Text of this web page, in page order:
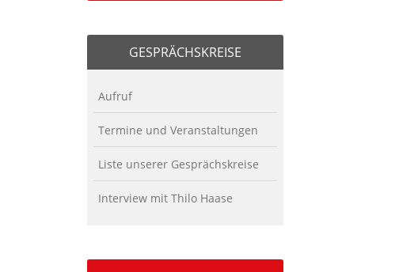
GESPRÄCHSKREISE
Aufruf
Termine und Veranstaltungen
Liste unserer Gesprächskreise
Interview mit Thilo Haase